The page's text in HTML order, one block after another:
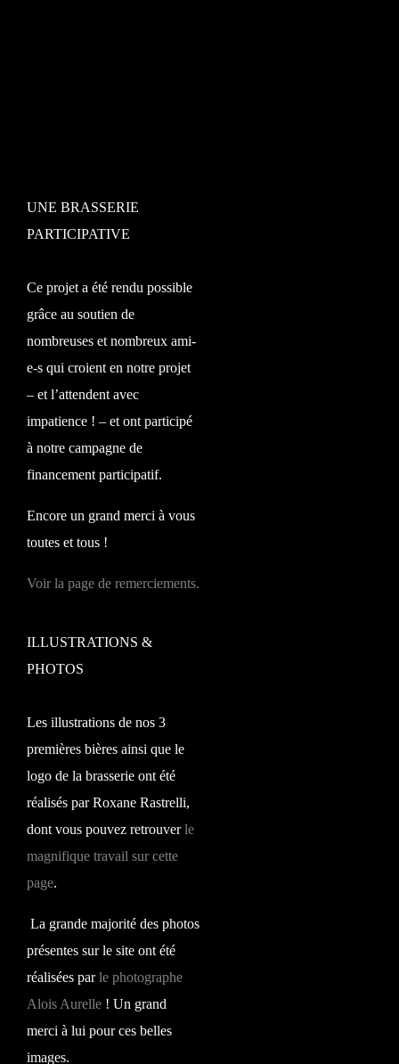
UNE BRASSERIE
PARTICIPATIVE
Ce projet a été rendu possible
grâce au soutien de
nombreuses et nombreux ami-
e-s qui croient en notre projet
– et l’attendent avec
impatience ! – et ont participé
à notre campagne de
financement participatif.
Encore un grand merci à vous
toutes et tous !
Voir la page de remerciements.
ILLUSTRATIONS &
PHOTOS
Les illustrations de nos 3
premières bières ainsi que le
logo de la brasserie ont été
réalisés par Roxane Rastrelli,
dont vous pouvez retrouverle
magnifique travail sur cette
page.
La grande majorité des photos
présentes sur le site ont été
réalisées parle photographe
Alois Aurelle ! Un grand
merci à lui pour ces belles
images.